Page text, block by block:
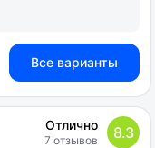
Все варианты
Отлично
7 отзывов 8.3